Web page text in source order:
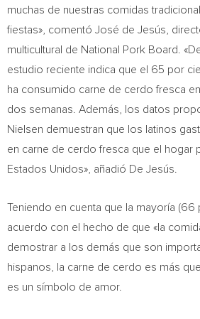
muchas de nuestras comidas
fiestas», comentó José de Jesús,
multicultural de National Pork Board.
estudio reciente indica que el 65 por
ha consumido carne de cerdo fresca
dos semanas. Además, los datos
Nielsen demuestran que los latinos
en carne de cerdo fresca que el hogar
Estados Unidos», añadió De Jesús.
Teniendo en cuenta que la mayoría (66
acuerdo con el hecho de que «la
demostrar a los demás que son
hispanos, la carne de cerdo es más
es un símbolo de amor.